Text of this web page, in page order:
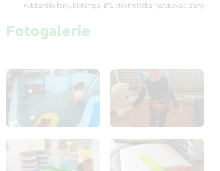
Hubbardův tank, biolampa, BTL elektroléčba, nafukovací dlahy
Fotogalerie